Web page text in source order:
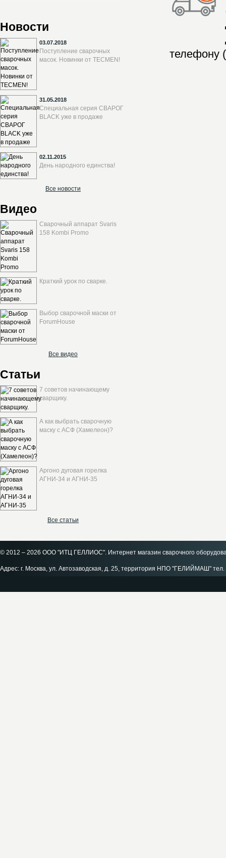
Новости
03.07.2018
Поступление сварочных
масок. Новинки от TECMEN!
31.05.2018
Специальная серия СВАРОГ
BLACK уже в продаже
02.11.2015
День народного единства!
Все новости
Видео
Сварочный аппарат Svaris
158 Kombi Promo
Краткий урок по сварке.
Выбор сварочной маски от
ForumHouse
Все видео
Статьи
7 советов начинающему
сварщику.
А как выбрать сварочную
маску с АСФ (Хамелеон)?
Аргоно дуговая горелка
АГНИ-34 и АГНИ-35
Все статьи
телефону
© 2012 – 2026 ООО "ИТЦ ГЕЛЛИОС". Интернет магазин сварочного
Адрес: г. Москва, ул. Автозаводская, д. 25, территория НПО "ГЕЛИЙМАШ"